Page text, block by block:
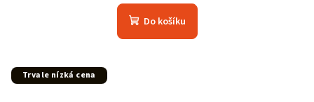
Do košíku
Trvale nízká cena